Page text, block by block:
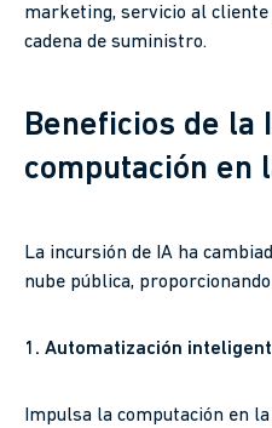
marketing, servicio al cliente
cadena de suministro.
Beneficios de la
computación en
La incursión de IA ha
nube pública,
1. Automatización
Impulsa la computación en